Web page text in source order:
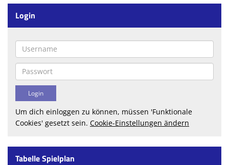
Login
Um dich einloggen zu können, müssen 'Funktionale
Cookies' gesetzt sein. Cookie-Einstellungen ändern
Tabelle Spielplan